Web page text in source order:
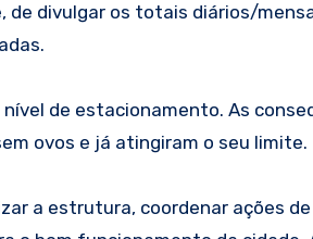
divulgar os totais diários/
de estacionamento. As
ovos e já atingiram o seu limite.
a estrutura, coordenar ações